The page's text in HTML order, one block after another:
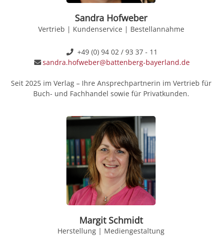
Sandra Hofweber
Vertrieb | Kundenservice | Bestellannahme
+49 (0) 94 02 / 93 37 - 11
sandra.hofweber@battenberg-bayerland.de
Seit 2025 im Verlag – Ihre Ansprechpartnerin im Vertrieb für
Buch- und Fachhandel sowie für Privatkunden.
Margit Schmidt
Herstellung | Mediengestaltung